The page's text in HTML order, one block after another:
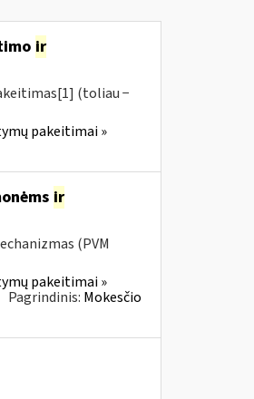
ir
(toliau −
pakeitimai »
ir
(PVM
pakeitimai »
Pagrindinis: Mokesčio